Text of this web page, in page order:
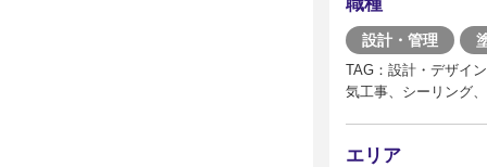
設計・管理
TAG：設計・デザイ
気工事、シーリング
エリア